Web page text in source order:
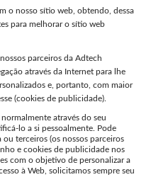
o nosso sítio web, obtendo, dessa
para melhorar o sítio web
parceiros da Adtech
através da Internet para lhe
e, portanto, com maior
(cookies de publicidade).
através do seu
lo a si pessoalmente. Pode
ou terceiros (os nossos parceiros
e cookies de publicidade nos
com o objetivo de personalizar a
à Web, solicitamos sempre seu